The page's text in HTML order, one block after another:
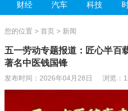
财经
汽车 科技
您的位置 > 首页> 新闻
五一劳动专题报道：匠心半
著名中医钱国锋
发布时间：2026年04月28日 浏览：